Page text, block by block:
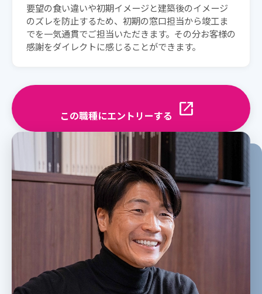
要望の食い違いや初期イメージと建築後のイメージ
のズレを防止するため、初期の窓口担当から竣工ま
でを一気通貫でご担当いただきます。その分お客様の
感謝をダイレクトに感じることができます。
この職種にエントリーする open_in_new